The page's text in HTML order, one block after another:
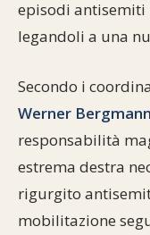
episodi antisemiti
legandoli a una
Secondo i
Werner Bergmann
responsabilità
estrema destra
rigurgito
mobilitazione